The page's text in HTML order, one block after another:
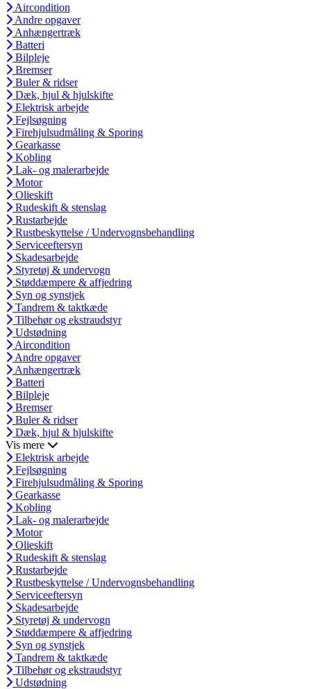
Aircondition
Andre opgaver
Anhængertræk
Batteri
Bilpleje
Bremser
Buler & ridser
Dæk, hjul & hjulskifte
Elektrisk arbejde
Fejlsøgning
Firehjulsudmåling & Sporing
Gearkasse
Kobling
Lak- og malerarbejde
Motor
Olieskift
Rudeskift & stenslag
Rustarbejde
Rustbeskyttelse / Undervognsbehandling
Serviceeftersyn
Skadesarbejde
Styretøj & undervogn
Støddæmpere & affjedring
Syn og synstjek
Tandrem & taktkæde
Tilbehør og ekstraudstyr
Udstødning
Aircondition
Andre opgaver
Anhængertræk
Batteri
Bilpleje
Bremser
Buler & ridser
Dæk, hjul & hjulskifte
Vis mere
Elektrisk arbejde
Fejlsøgning
Firehjulsudmåling & Sporing
Gearkasse
Kobling
Lak- og malerarbejde
Motor
Olieskift
Rudeskift & stenslag
Rustarbejde
Rustbeskyttelse / Undervognsbehandling
Serviceeftersyn
Skadesarbejde
Styretøj & undervogn
Støddæmpere & affjedring
Syn og synstjek
Tandrem & taktkæde
Tilbehør og ekstraudstyr
Udstødning